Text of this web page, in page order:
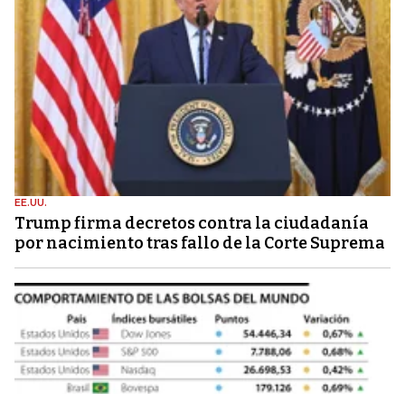
EE.UU.
Trump firma decretos contra la ciudadanía
por nacimiento tras fallo de la Corte Suprema